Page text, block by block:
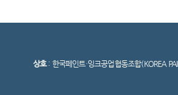
상호: 한국페인트·잉크공업협동조합(KOREA